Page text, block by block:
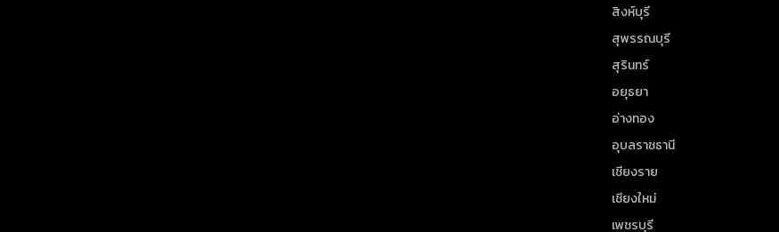
สิงห์บุรี
สุพรรณบุรี
สุรินทร์
อยุธยา
อ่างทอง
อุบลราชธานี
เชียงราย
เชียงใหม่
เพชรบุรี